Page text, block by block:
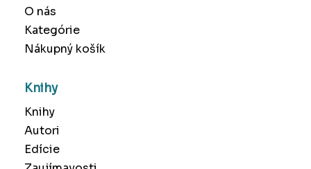
O nás
Kategórie
Nákupný košík
Knihy
Knihy
Autori
Edície